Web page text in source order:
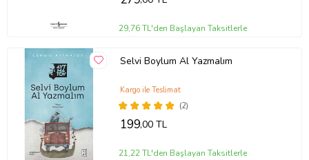
29,76 TL'den Başlayan Taksitlerle
Selvi Boylum Al Yazmalım
(2)
Kargo ile Teslimat
199,00 TL
21,22 TL'den Başlayan Taksitlerle